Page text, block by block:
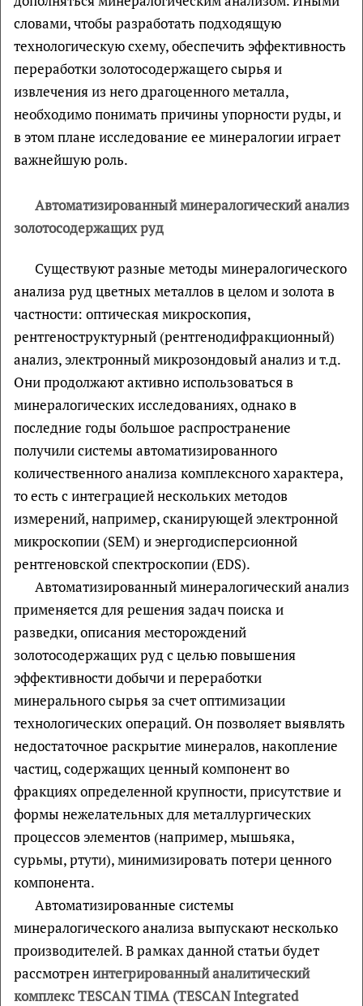
словами, чтобы разработать подходящую
технологическую схему, обеспечить эффективность
переработки золотосодержащего сырья и
извлечения из него драгоценного металла,
необходимо понимать причины упорности руды, и
в этом плане исследование ее минералогии играет
важнейшую роль.
Автоматизированный минералогический анализ
золотосодержащих руд
Существуют разные методы минералогического
анализа руд цветных металлов в целом и золота в
частности: оптическая микроскопия,
рентгеноструктурный (рентгенодифракционный)
анализ, электронный микрозондовый анализ и т.д.
Они продолжают активно использоваться в
минералогических исследованиях, однако в
последние годы большое распространение
получили системы автоматизированного
количественного анализа комплексного характера,
то есть с интеграцией нескольких методов
измерений, например, сканирующей электронной
микроскопии (SEM) и энергодисперсионной
рентгеновской спектроскопии (EDS).
Автоматизированный минералогический анализ
применяется для решения задач поиска и
разведки, описания месторождений
золотосодержащих руд с целью повышения
эффективности добычи и переработки
минерального сырья за счет оптимизации
технологических операций. Он позволяет выявлять
недостаточное раскрытие минералов, накопление
частиц, содержащих ценный компонент во
фракциях определенной крупности, присутствие и
формы нежелательных для металлургических
процессов элементов (например, мышьяка,
сурьмы, ртути), минимизировать потери ценного
компонента.
Автоматизированные системы
минералогического анализа выпускают несколько
производителей. В рамках данной статьи будет
рассмотренинтегрированный аналитический
комплекс TESCAN TIMA (TESCAN Integrated